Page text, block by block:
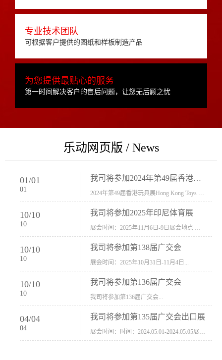
专业技术团队
可根据客户提供的图纸和样板制造产品
为您提供最贴心的服务
第一时间解决客户的售后问题，让您无后顾之忧
乐动网页版 / News
01/01
01
我司将参加2024年第49届香港玩具展Hong Kong Toys & Games Fair 欢迎新···
10/10
10
我司将参加2025年印尼体育展
10/10
10
我司将参加第138届广交会
展会时间：2025年10月31日-11月4日...
10/10
10
我司将参加第136届广交会
我司将参加第136届广交会...
04/04
04
我司将参加第135届广交会出口展
展会时间：时间：2024.05.01-2024.05.05展会地址：中国进出口商品交易会展馆福建康莱宝公司展位号12.1G37-38、H11-12，浙江康莱宝展位号17.1B23-24、C19-20...